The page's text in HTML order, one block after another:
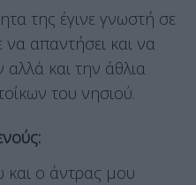
της έγινε γνωστή σε
απαντήσει και να
και την άθλια
του νησιού.
και ο άντρας μου